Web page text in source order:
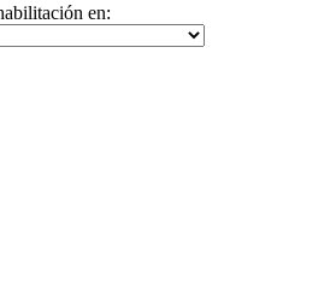
en: